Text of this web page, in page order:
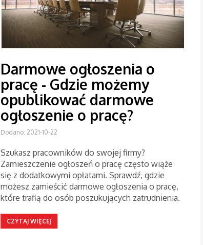
Darmowe ogłoszenia o
pracę - Gdzie możemy
opublikować darmowe
ogłoszenie o pracę?
Dodano: 2021-10-22
Szukasz pracowników do swojej firmy?
Zamieszczenie ogłoszeń o pracę często wiąże
się z dodatkowymi opłatami. Sprawdź, gdzie
możesz zamieścić darmowe ogłoszenia o pracę,
które trafią do osób poszukujących zatrudnienia.
CZYTAJ WIĘCEJ